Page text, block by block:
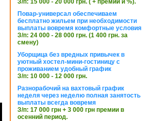
З/п: 15 000 - 20 000 грн. ( + премии и %).
Повар-универсал обеспечиваем
бесплатно жильем при необходимости
выплаты вовремя комфортные условия
З/п: 24 000 - 28 000 грн. (1 400 грн. за
смену)
Уборщица без вредных привычек в
уютный хостел-мини-гостиницу с
проживанием удобный график
З/п: 10 000 - 12 000 грн.
Разнорабочий на вахтовый график
неделя через неделю полная занятость
выплаты всегда вовремя
З/п: 17 000 грн + 3 000 грн премии в
осенний период.